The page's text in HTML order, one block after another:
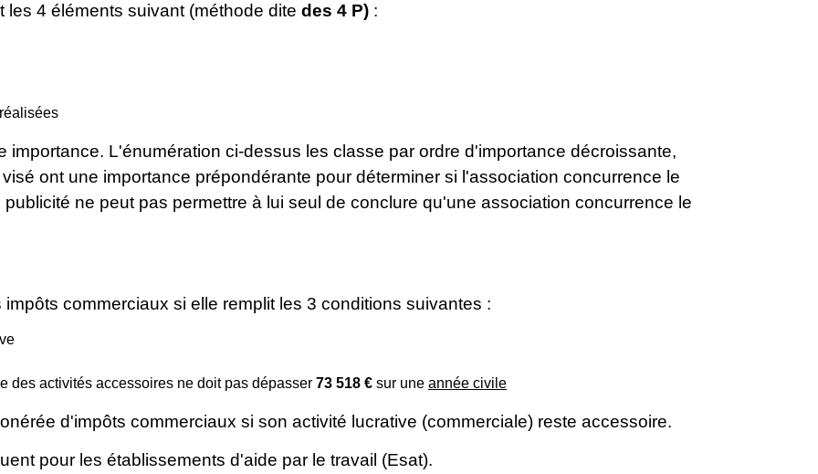
4 éléments suivant (méthode dite des 4 P) :
importance. L'énumération ci-dessus les classe par ordre d'importance décroissante,
ont une importance prépondérante pour déterminer si l'association concurrence le
ne peut pas permettre à lui seul de conclure qu'une association concurrence le
commerciaux si elle remplit les 3 conditions suivantes :
des activités accessoires ne doit pas dépasser 73 518 € sur une année civile
d'impôts commerciaux si son activité lucrative (commerciale) reste accessoire.
pour les établissements d'aide par le travail (Esat).